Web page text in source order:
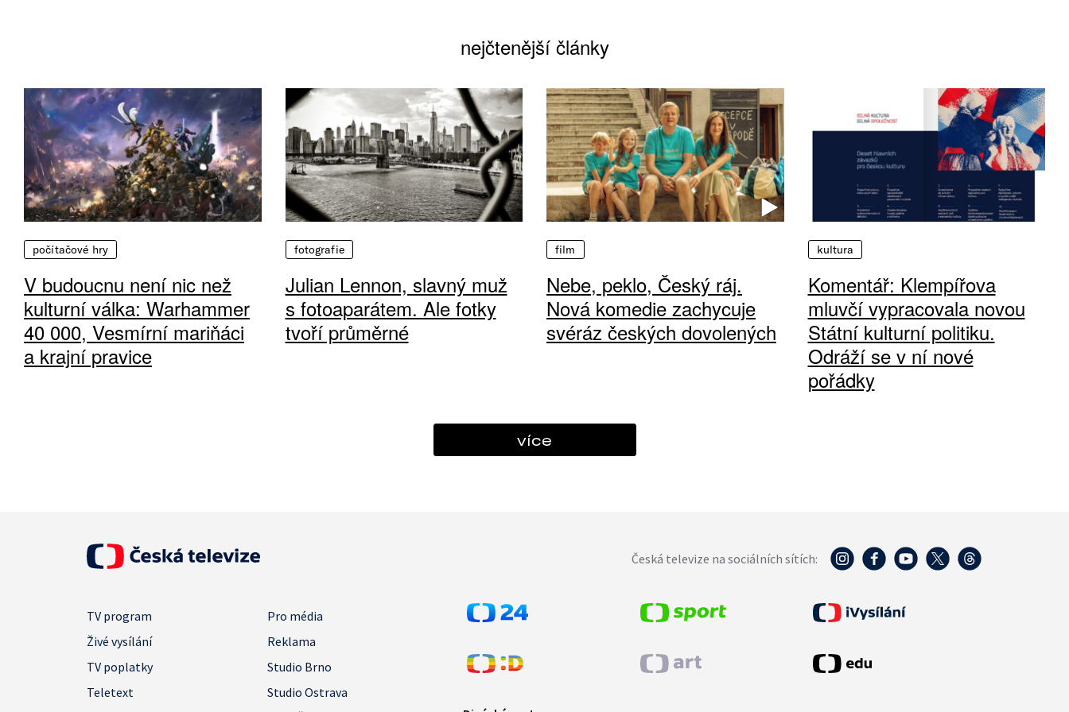
nejčtenější články
počítačové hry
V budoucnu není nic než
kulturní válka: Warhammer
40 000, Vesmírní mariňáci
a krajní pravice
fotografie
Julian Lennon, slavný muž
s fotoaparátem. Ale fotky
tvoří průměrné
film
Nebe, peklo, Český ráj.
Nová komedie zachycuje
svéráz českých dovolených
kultura
Komentář: Klempířova
mluvčí vypracovala novou
Státní kulturní politiku.
Odráží se v ní nové
pořádky
více
Česká televize na sociálních sítích:
TV program
Pro média
Živé vysílání
Reklama
TV poplatky
Studio Brno
Teletext
Studio Ostrava